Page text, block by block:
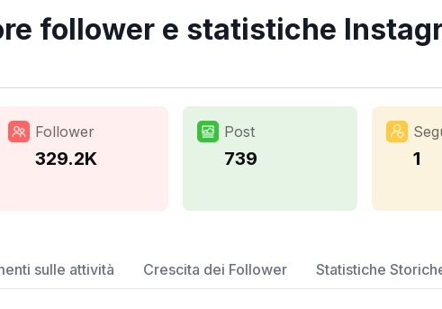
follower e statistiche
Follower
329.2K
Post
739 1
sulle attività Crescita dei Follower Statistiche